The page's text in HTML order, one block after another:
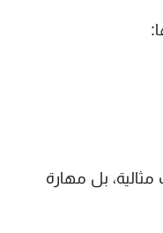
بل مهارة